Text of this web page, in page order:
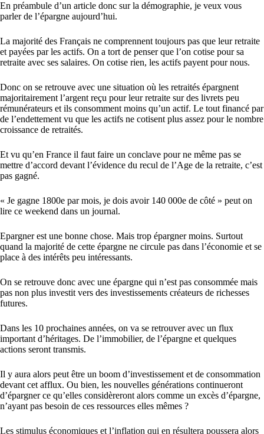
En préambule d’un article donc sur la démographie, je veux vous
parler de l’épargne aujourd’hui.
La majorité des Français ne comprennent toujours pas que leur retraite
et payées par les actifs. On a tort de penser que l’on cotise pour sa
retraite avec ses salaires. On cotise rien, les actifs payent pour nous.
Donc on se retrouve avec une situation où les retraités épargnent
majoritairement l’argent reçu pour leur retraite sur des livrets peu
rémunérateurs et ils consomment moins qu’un actif. Le tout financé par
de l’endettement vu que les actifs ne cotisent plus assez pour le nombre
croissance de retraités.
Et vu qu’en France il faut faire un conclave pour ne même pas se
mettre d’accord devant l’évidence du recul de l’Age de la retraite, c’est
pas gagné.
« Je gagne 1800e par mois, je dois avoir 140 000e de côté » peut on
lire ce weekend dans un journal.
Epargner est une bonne chose. Mais trop épargner moins. Surtout
quand la majorité de cette épargne ne circule pas dans l’économie et se
place à des intérêts peu intéressants.
On se retrouve donc avec une épargne qui n’est pas consommée mais
pas non plus investit vers des investissements créateurs de richesses
futures.
Dans les 10 prochaines années, on va se retrouver avec un flux
important d’héritages. De l’immobilier, de l’épargne et quelques
actions seront transmis.
Il y aura alors peut être un boom d’investissement et de consommation
devant cet afflux. Ou bien, les nouvelles générations continueront
d’épargner ce qu’elles considèreront alors comme un excès d’épargne,
n’ayant pas besoin de ces ressources elles mêmes ?
Les stimulus économiques et l’inflation qui en résultera poussera alors